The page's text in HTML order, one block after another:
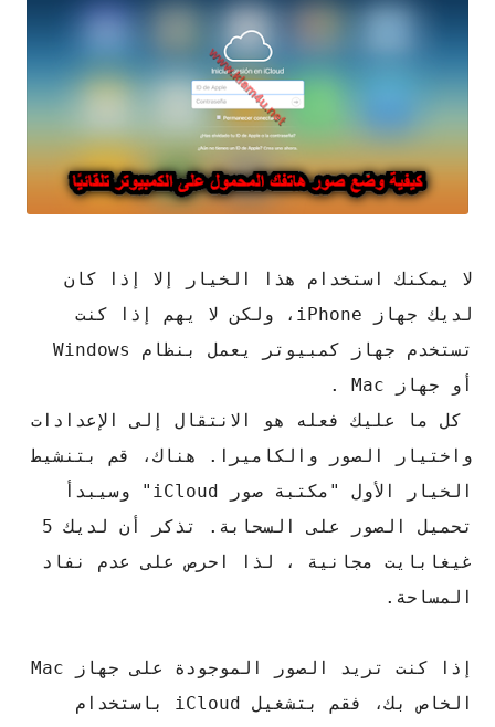
لا يمكنك استخدام هذا الخيار إلا إذا كان
لديك جهاز iPhone، ولكن لا يهم إذا كنت
تستخدم جهاز كمبيوتر يعمل بنظام Windows
أو جهاز Mac .
كل ما عليك فعله هو الانتقال إلى الإعدادات
واختيار الصور والكاميرا. هناك، قم بتنشيط
الخيار الأول "مكتبة صور iCloud" وسيبدأ
تحميل الصور على السحابة. تذكر أن لديك 5
غيغابايت مجانية ، لذا احرص على عدم نفاد
المساحة.
إذا كنت تريد الصور الموجودة على جهاز Mac
الخاص بك، فقم بتشغيل iCloud باستخدام